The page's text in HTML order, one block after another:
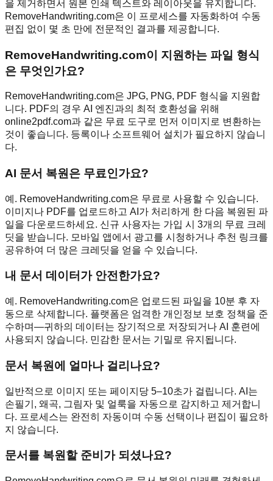
을 제거하면서 원본 인쇄 텍스트와 레이아웃을 유지합니다.
RemoveHandwriting.com은 이 프로세스를 자동화하여 수동
편집 없이 몇 초 만에 전문적인 결과를 제공합니다.
RemoveHandwriting.com이 지원하는 파일 형식
은 무엇인가요?
RemoveHandwriting.com은 JPG, PNG, PDF 형식을 지원합
니다. PDF의 경우 AI 엔진과의 최적 호환성을 위해
online2pdf.com과 같은 무료 도구로 먼저 이미지로 변환하는
것이 좋습니다. 등록이나 소프트웨어 설치가 필요하지 않습니
다.
AI 문서 복원은 무료인가요?
예. RemoveHandwriting.com은 무료로 사용할 수 있습니다.
이미지나 PDF를 업로드하고 AI가 처리하게 한 다음 복원된 파
일을 다운로드하세요. 신규 사용자는 가입 시 3개의 무료 크레
딧을 받습니다. 모바일 앱에서 광고를 시청하거나 추천 링크를
공유하여 더 많은 크레딧을 얻을 수 있습니다.
내 문서 데이터가 안전한가요?
예. RemoveHandwriting.com은 업로드된 파일을 10분 후 자
동으로 삭제합니다. 플랫폼은 엄격한 개인정보 보호 정책을 준
수하며—귀하의 데이터는 장기적으로 저장되거나 AI 훈련에
사용되지 않습니다. 민감한 문서는 기밀로 유지됩니다.
문서 복원에 얼마나 걸리나요?
일반적으로 이미지 또는 페이지당 5–10초가 걸립니다. AI는
손필기, 왜곡, 그림자 및 얼룩을 자동으로 감지하고 제거합니
다. 프로세스는 완전히 자동이며 수동 선택이나 편집이 필요하
지 않습니다.
문서를 복원할 준비가 되셨나요?